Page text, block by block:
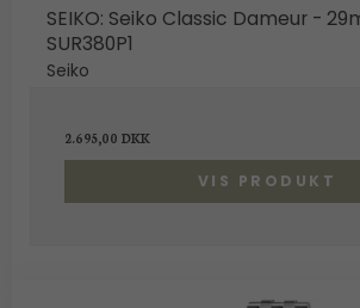
SEIKO: Seiko Classic Dameur -
SUR380P1
Seiko
2.695,00 DKK
VIS PRODUKT